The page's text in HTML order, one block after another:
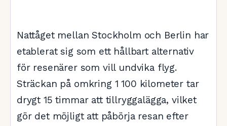
Nattåget mellan Stockholm och Berlin har
etablerat sig som ett hållbart alternativ
för resenärer som vill undvika flyg.
Sträckan på omkring 1 100 kilometer tar
drygt 15 timmar att tillryggalägga, vilket
gör det möjligt att påbörja resan efter